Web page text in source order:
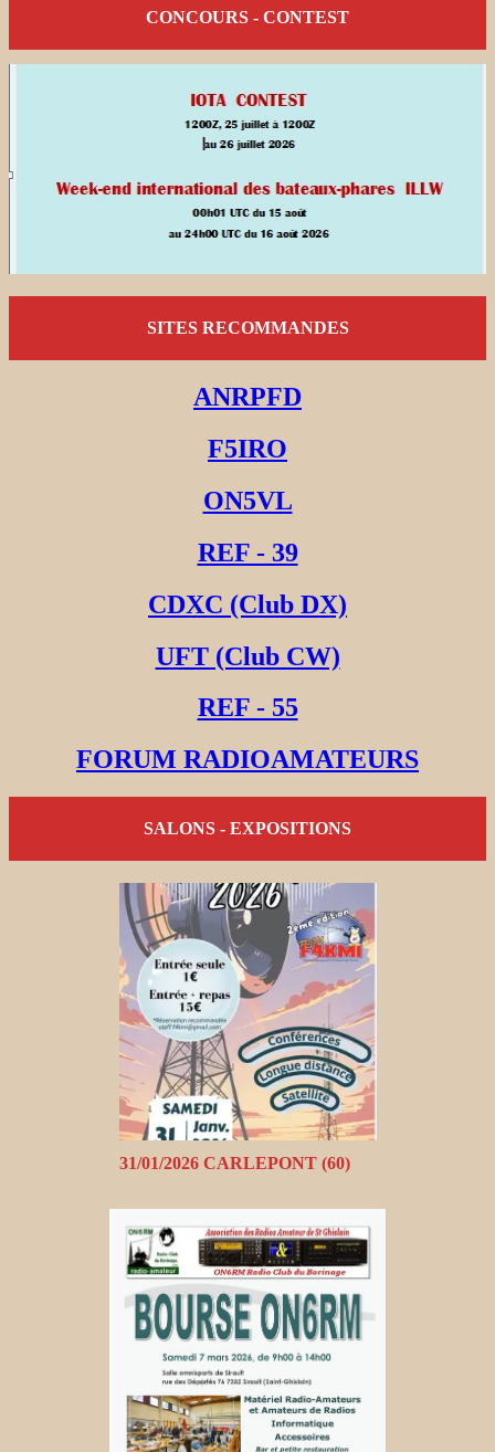
CONCOURS - CONTEST
SITES RECOMMANDES
ANRPFD
F5IRO
ON5VL
REF - 39
CDXC (Club DX)
UFT (Club CW)
REF - 55
FORUM RADIOAMATEURS
SALONS - EXPOSITIONS
31/01/2026 CARLEPONT (60)